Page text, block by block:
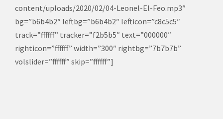
content/uploads/2020/02/04-Leonel-El-Feo.mp3″
bg=”b6b4b2″ leftbg=”b6b4b2″ lefticon=”c8c5c5″
track=”ffffff” tracker=”f2b5b5″ text=”000000″
righticon=”ffffff” width=”300″ rightbg=”7b7b7b”
volslider=”ffffff” skip=”ffffff”]